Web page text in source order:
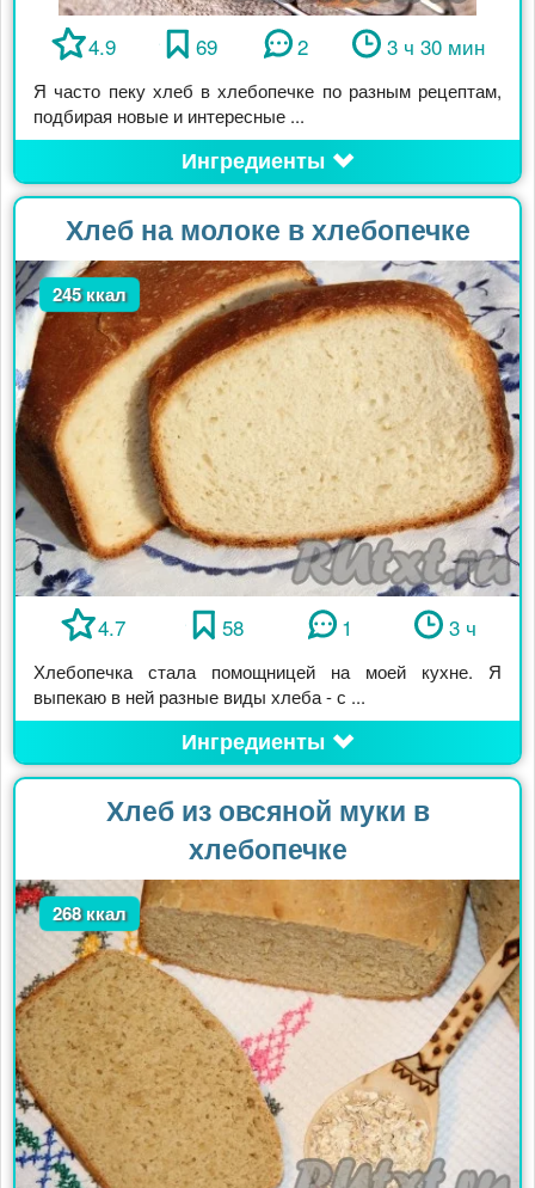
4.9 69 2 3 ч 30 мин
Я часто пеку хлеб в хлебопечке по разным рецептам,
подбирая новые и интересные ...
Ингредиенты
Хлеб на молоке в хлебопечке
245 ккал
4.7 58 1 3 ч
Хлебопечка стала помощницей на моей кухне. Я
выпекаю в ней разные виды хлеба - с ...
Ингредиенты
Хлеб из овсяной муки в
хлебопечке
268 ккал